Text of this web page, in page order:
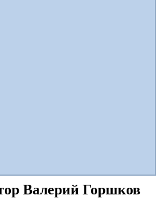
Валерий Горшков